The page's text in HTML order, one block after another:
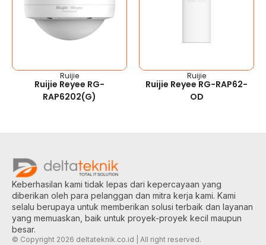
Ruijie
Ruijie Reyee RG-
RAP6202(G)
Ruijie
Ruijie Reyee RG-RAP62-
OD
Keberhasilan kami tidak lepas dari kepercayaan yang
diberikan oleh para pelanggan dan mitra kerja kami. Kami
selalu berupaya untuk memberikan solusi terbaik dan layanan
yang memuaskan, baik untuk proyek-proyek kecil maupun
besar.
© Copyright 2026 deltateknik.co.id | All right reserved.